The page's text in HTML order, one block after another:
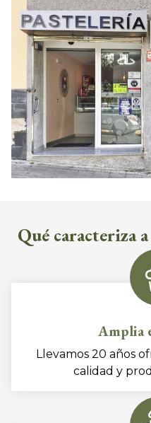
Qué caracteriza
Amplia
Llevamos 20 años
calidad y